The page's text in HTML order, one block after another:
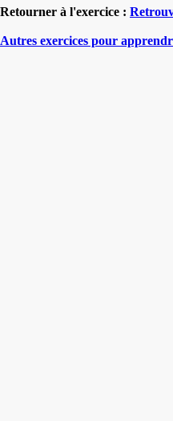
Retourner à l'exercice :
Autres exercices pour